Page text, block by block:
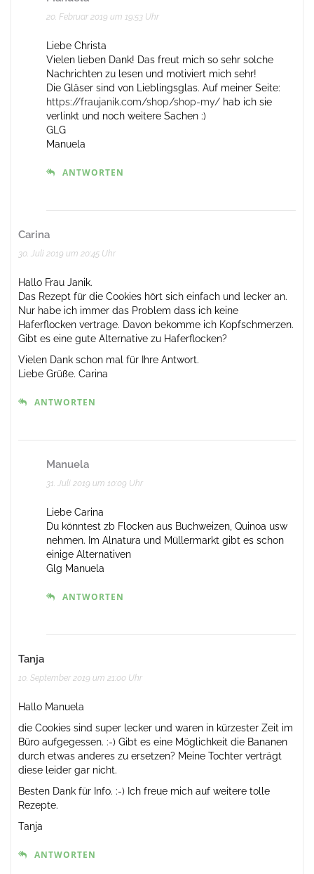
20. Februar 2019 um 19:53 Uhr
Liebe Christa
Vielen lieben Dank! Das freut mich so sehr solche
Nachrichten zu lesen und motiviert mich sehr!
Die Gläser sind von Lieblingsglas. Auf meiner Seite:
https://fraujanik.com/shop/shop-my/ hab ich sie
verlinkt und noch weitere Sachen :)
GLG
Manuela
ANTWORTEN
Carina
30. Juli 2019 um 20:45 Uhr
Hallo Frau Janik.
Das Rezept für die Cookies hört sich einfach und lecker an.
Nur habe ich immer das Problem dass ich keine
Haferflocken vertrage. Davon bekomme ich Kopfschmerzen.
Gibt es eine gute Alternative zu Haferflocken?
Vielen Dank schon mal für Ihre Antwort.
Liebe Grüße. Carina
ANTWORTEN
Manuela
31. Juli 2019 um 10:09 Uhr
Liebe Carina
Du könntest zb Flocken aus Buchweizen, Quinoa usw
nehmen. Im Alnatura und Müllermarkt gibt es schon
einige Alternativen
Glg Manuela
ANTWORTEN
Tanja
10. September 2019 um 21:00 Uhr
Hallo Manuela
die Cookies sind super lecker und waren in kürzester Zeit im
Büro aufgegessen. :-) Gibt es eine Möglichkeit die Bananen
durch etwas anderes zu ersetzen? Meine Tochter verträgt
diese leider gar nicht.
Besten Dank für Info. :-) Ich freue mich auf weitere tolle
Rezepte.
Tanja
ANTWORTEN